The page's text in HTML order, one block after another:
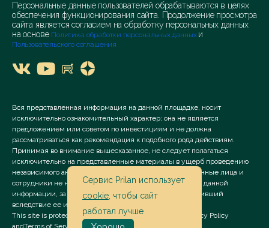
Персональные данные пользователей обрабатываются в целях
обеспечения функционирования сайта. Продолжение просмотра
сайта является согласием на обработку персональных данных
на основе Политика обработки персональных данных и
Пользовательского соглашения
Вся представленная информация на данной площадке, носит
исключительно ознакомительный характер; она не является
предложением или советом по инвестициям и не должна
рассматриваться как рекомендация к подобного рода действиям.
Принимая во внимание вышесказанное, не следует полагаться
исключительно на представленные материалы в ущерб проведению
независимого анализа. Сервис «Prilan» его аффилированные лица и
сотрудники не несут ответственности за использование данной
информации, за прямой или косвенный ущерб, наступивший
вследствие ее использования.
This site is protected by reCAPTCHA and the Google
Privacy Policy
andTerms of Service apply.
Сервис Prilan использует
cookie , чтобы сайт
работал лучше